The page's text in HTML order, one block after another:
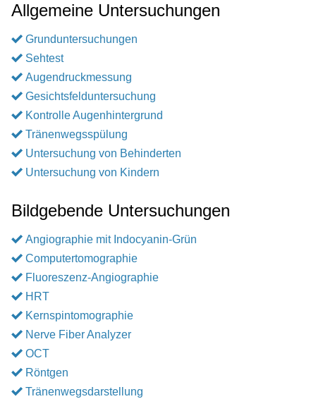
Allgemeine Untersuchungen
Grunduntersuchungen
Sehtest
Augendruckmessung
Gesichtsfelduntersuchung
Kontrolle Augenhintergrund
Tränenwegsspülung
Untersuchung von Behinderten
Untersuchung von Kindern
Bildgebende Untersuchungen
Angiographie mit Indocyanin-Grün
Computertomographie
Fluoreszenz-Angiographie
HRT
Kernspintomographie
Nerve Fiber Analyzer
OCT
Röntgen
Tränenwegsdarstellung